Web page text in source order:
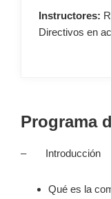
Instructores:
Directivos en
Programa
– Introducción
Qué es la